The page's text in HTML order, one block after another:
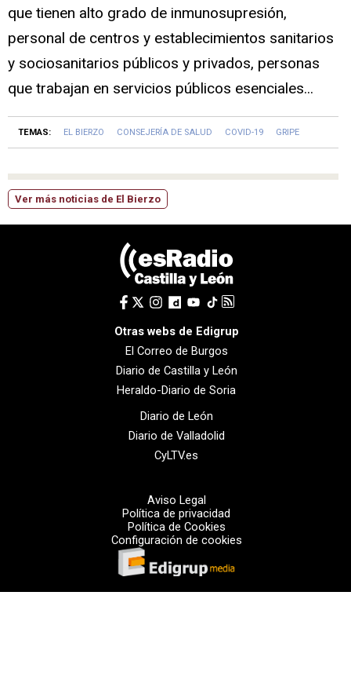
que tienen alto grado de inmunosupresión,
personal de centros y establecimientos sanitarios
y sociosanitarios públicos y privados, personas
que trabajan en servicios públicos esenciales...
TEMAS: EL BIERZO CONSEJERÍA DE SALUD COVID-19 GRIPE
Ver más noticias de El Bierzo
Otras webs de Edigrup
El Correo de Burgos
Diario de Castilla y León
Heraldo-Diario de Soria
Diario de León
Diario de Valladolid
CyLTV.es
Aviso Legal
Política de privacidad
Política de Cookies
Configuración de cookies